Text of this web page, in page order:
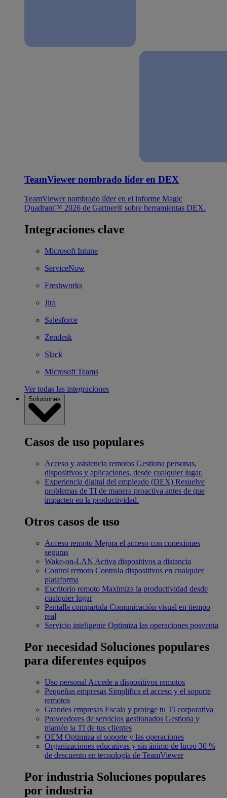
TeamViewer nombrado líder en DEX
TeamViewer nombrado líder en el informe Magic
Quadrant™ 2026 de Gartner® sobre herramientas DEX.
Integraciones clave
Microsoft Intune
ServiceNow
Freshworks
Jira
Salesforce
Zendesk
Slack
Microsoft Teams
Ver todas las integraciones
Soluciones
Casos de uso populares
Acceso y asistencia remotos Gestiona personas,
dispositivos y aplicaciones, desde cualquier lugar.
Experiencia digital del empleado (DEX) Resuelve
problemas de TI de manera proactiva antes de que
impacten en la productividad.
Otros casos de uso
Acceso remoto Mejora el acceso con conexiones
seguras
Wake-on-LAN Activa dispositivos a distancia
Control remoto Controla dispositivos en cualquier
plataforma
Escritorio remoto Maximiza la productividad desde
cualquier lugar
Pantalla compartida Comunicación visual en tiempo
real
Servicio inteligente Optimiza las operaciones posventa
Por necesidad Soluciones populares
para diferentes equipos
Uso personal Accede a dispositivos remotos
Pequeñas empresas Simplifica el acceso y el soporte
remotos
Grandes empresas Escala y protege tu TI corporativa
Proveedores de servicios gestionados Gestiona y
mantén la TI de tus clientes
OEM Optimiza el soporte y las operaciones
Organizaciones educativas y sin ánimo de lucro 30 %
de descuento en tecnología de TeamViewer
Por industria Soluciones populares
por industria